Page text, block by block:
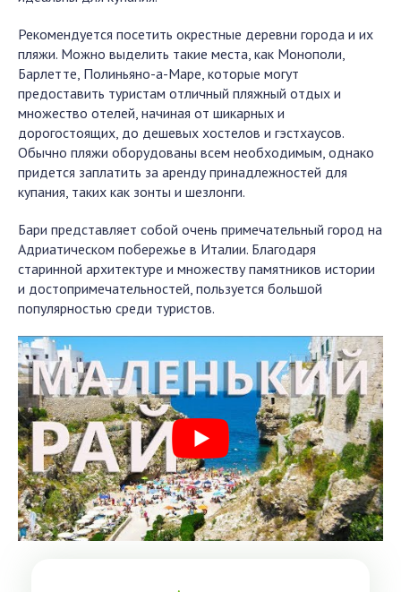
Рекомендуется посетить окрестные деревни города и их
пляжи. Можно выделить такие места, как Монополи,
Барлетте, Полиньяно-а-Маре, которые могут
предоставить туристам отличный пляжный отдых и
множество отелей, начиная от шикарных и
дорогостоящих, до дешевых хостелов и гэстхаусов.
Обычно пляжи оборудованы всем необходимым, однако
придется заплатить за аренду принадлежностей для
купания, таких как зонты и шезлонги.
Бари представляет собой очень примечательный город на
Адриатическом побережье в Италии. Благодаря
старинной архитектуре и множеству памятников истории
и достопримечательностей, пользуется большой
популярностью среди туристов.